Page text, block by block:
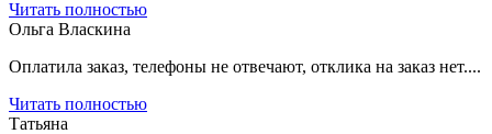
Читать полностью
Ольга Власкина
Оплатила заказ, телефоны не отвечают, отклика на заказ нет....
Читать полностью
Татьяна